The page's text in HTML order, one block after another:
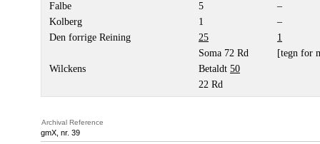
Falbe
Kolberg
Den forrige Reining
Wilckens
5
1
25
Soma 72 Rd
Betaldt 50
22 Rd
–
–
1
[tegn for
Archival Reference
gmX, nr. 39